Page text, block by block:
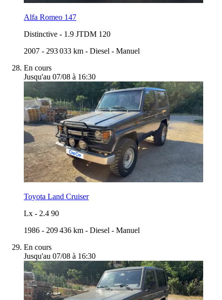
Alfa Romeo 147
Distinctive - 1.9 JTDM 120
2007 - 293 033 km - Diesel - Manuel
En cours
Jusqu'au 07/08 à 16:30
Toyota Land Cruiser
Lx - 2.4 90
1986 - 209 436 km - Diesel - Manuel
En cours
Jusqu'au 07/08 à 16:30